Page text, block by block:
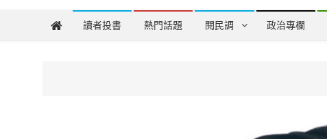
讀者投書 熱門話題 閱民調 政治專欄